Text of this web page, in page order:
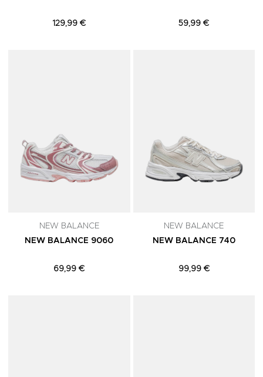
129,99 € 59,99 €
NEW BALANCE
NEW BALANCE 9060
69,99 €
NEW BALANCE
NEW BALANCE 740
99,99 €